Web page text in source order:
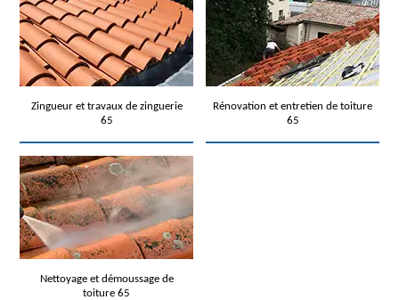
Zingueur et travaux de zinguerie
65
Rénovation et entretien de toiture
65
Nettoyage et démoussage de
toiture 65